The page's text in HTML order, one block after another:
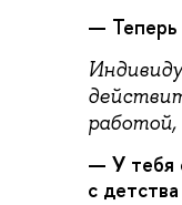
— Теперь
работой,
— У тебя
с